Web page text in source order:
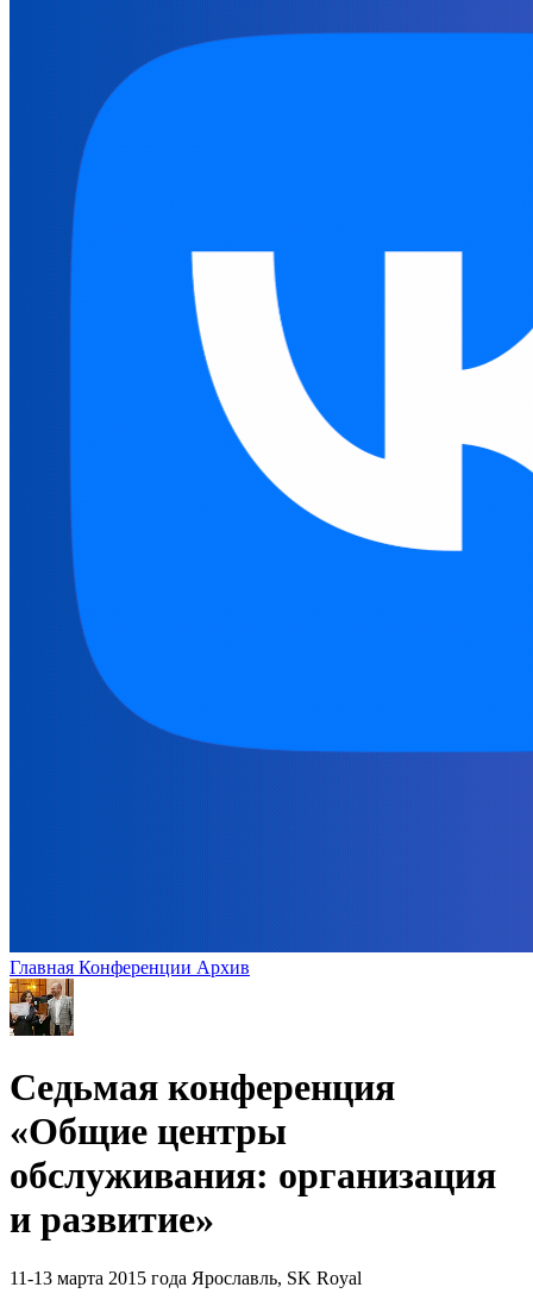
Главная Конференции Архив
Седьмая конференция
«Общие центры
обслуживания: организация
и развитие»
11-13 марта 2015 года Ярославль, SK Royal